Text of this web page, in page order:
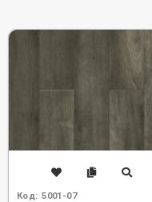
Код: 5001-07